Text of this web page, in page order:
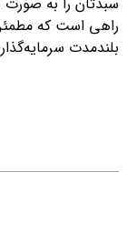
راهی است که
بلندمدت